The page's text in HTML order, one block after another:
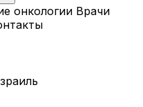
онкологии Врачи